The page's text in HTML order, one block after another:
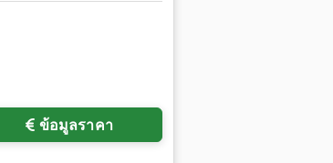
ข้อมูลราคา